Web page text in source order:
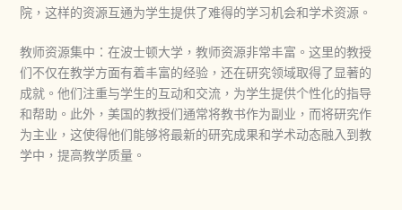
院，这样的资源互通为学生提供了难得的学习机会和学术资源。
教师资源集中：在波士顿大学，教师资源非常丰富。这里的教授
们不仅在教学方面有着丰富的经验，还在研究领域取得了显著的
成就。他们注重与学生的互动和交流，为学生提供个性化的指导
和帮助。此外，美国的教授们通常将教书作为副业，而将研究作
为主业，这使得他们能够将最新的研究成果和学术动态融入到教
学中，提高教学质量。